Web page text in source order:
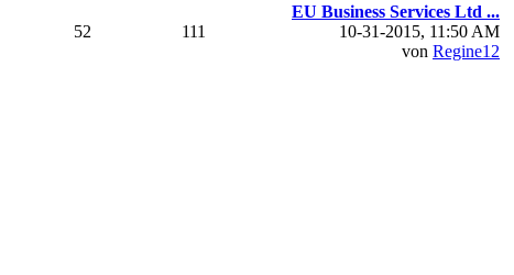
52 111
EU Business Services Ltd ...
10-31-2015, 11:50 AM
von Regine12